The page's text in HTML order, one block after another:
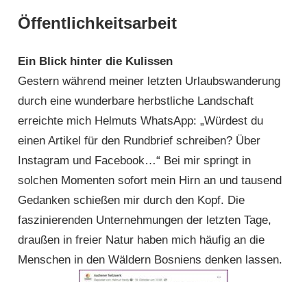
Öffentlichkeitsarbeit
Ein Blick hinter die Kulissen
Gestern während meiner letzten Urlaubs­wanderung
durch eine wunderbare herbstliche Landschaft
erreichte mich Helmuts WhatsApp: „Würdest du
einen Artikel für den Rundbrief schreiben? Über
Insta­gram und Facebook…“ Bei mir springt in
solchen Momenten sofort mein Hirn an und tausend
Gedanken schießen mir durch den Kopf. Die
faszinierenden Unternehmungen der letzten Tage,
draußen in freier Natur haben mich häufig an die
Menschen in den Wäldern Bosniens denken lassen.